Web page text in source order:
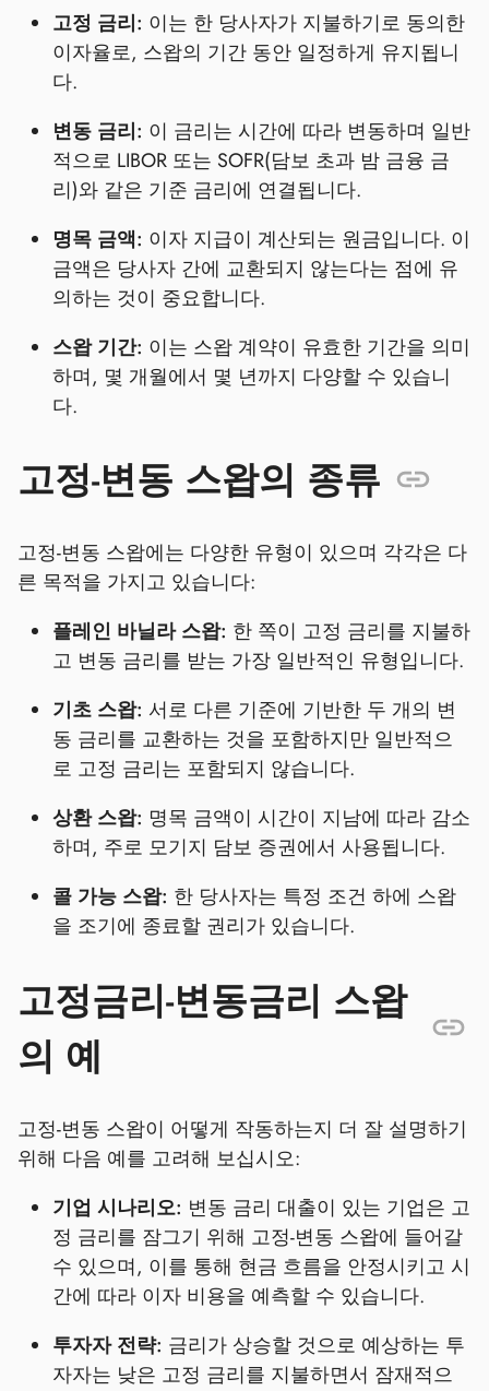
고정 금리: 이는 한 당사자가 지불하기로 동의한
이자율로, 스왑의 기간 동안 일정하게 유지됩니
다.
변동 금리: 이 금리는 시간에 따라 변동하며 일반
적으로 LIBOR 또는 SOFR(담보 초과 밤 금융 금
리)와 같은 기준 금리에 연결됩니다.
명목 금액: 이자 지급이 계산되는 원금입니다. 이
금액은 당사자 간에 교환되지 않는다는 점에 유
의하는 것이 중요합니다.
스왑 기간: 이는 스왑 계약이 유효한 기간을 의미
하며, 몇 개월에서 몇 년까지 다양할 수 있습니
다.
고정-변동 스왑의 종류
고정-변동 스왑에는 다양한 유형이 있으며 각각은 다
른 목적을 가지고 있습니다:
플레인 바닐라 스왑: 한 쪽이 고정 금리를 지불하
고 변동 금리를 받는 가장 일반적인 유형입니다.
기초 스왑: 서로 다른 기준에 기반한 두 개의 변
동 금리를 교환하는 것을 포함하지만 일반적으
로 고정 금리는 포함되지 않습니다.
상환 스왑: 명목 금액이 시간이 지남에 따라 감소
하며, 주로 모기지 담보 증권에서 사용됩니다.
콜 가능 스왑: 한 당사자는 특정 조건 하에 스왑
을 조기에 종료할 권리가 있습니다.
고정금리-변동금리 스왑
의 예
고정-변동 스왑이 어떻게 작동하는지 더 잘 설명하기
위해 다음 예를 고려해 보십시오:
기업 시나리오: 변동 금리 대출이 있는 기업은 고
정 금리를 잠그기 위해 고정-변동 스왑에 들어갈
수 있으며, 이를 통해 현금 흐름을 안정시키고 시
간에 따라 이자 비용을 예측할 수 있습니다.
투자자 전략: 금리가 상승할 것으로 예상하는 투
자자는 낮은 고정 금리를 지불하면서 잠재적으